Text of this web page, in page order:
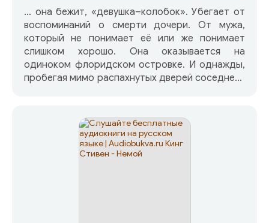
… она бежит, «девушка–колобок». Убегает от
воспоминаний о смерти дочери. От мужа,
который не понимает её или же понимает
слишком хорошо. Она оказывается на
одиноком флоридском островке. И однажды,
пробегая мимо распахнутых дверей соседнего